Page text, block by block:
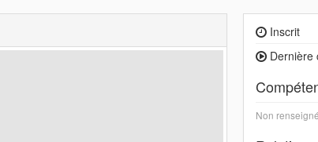
Inscrit
Dernière
Non renseigné